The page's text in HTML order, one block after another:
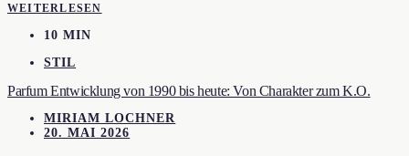
WEITERLESEN
10 MIN
STIL
Parfum Entwicklung von 1990 bis heute: Von Charakter zum K.O.
MIRIAM LOCHNER
20. MAI 2026